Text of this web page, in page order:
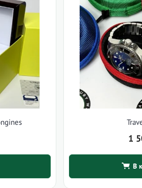
1
В